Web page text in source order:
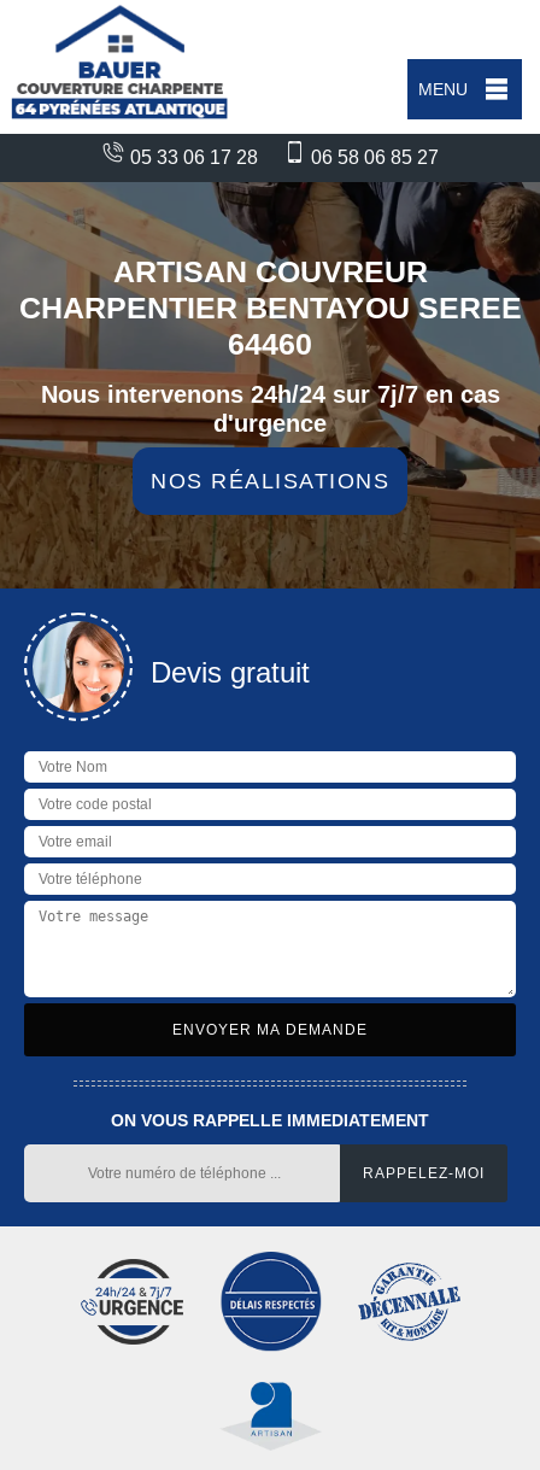
MENU
05 33 06 17 28 06 58 06 85 27
ARTISAN COUVREUR
CHARPENTIER BENTAYOU SEREE
64460
Nous intervenons 24h/24 sur 7j/7 en cas
d'urgence
NOS RÉALISATIONS
Devis gratuit
ON VOUS RAPPELLE IMMEDIATEMENT